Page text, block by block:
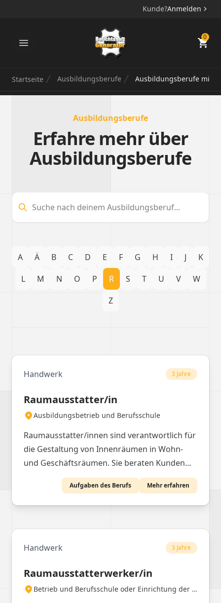
Kunde?Anmelden
Berichtsheft Generator 0
Startseite Ausbildungsberufe Ausbildungsberufe mit R
Ausbildungsberufe
Erfahre mehr über
Ausbildungsberufe
A Ä B C D E F G H I J
K
L
M N O P R S T U V
W
Z
Handwerk 3 Jahre
Raumausstatter/in
Ausbildungsbetrieb und Berufsschule
Raumausstatter/innen sind verantwortlich für
die Gestaltung von Innenräumen in Wohn-
und Geschäftsräumen. Sie beraten Kunden
bei der Auswahl von Materialien und Design,
planen die Raumausstattung und führen
diese aus.
Aufgaben des Berufs Mehr erfahren
Handwerk 3 Jahre
Raumausstatterwerker/in
Betrieb und Berufsschule oder Einrichtung der beruflichen Rehabilitation